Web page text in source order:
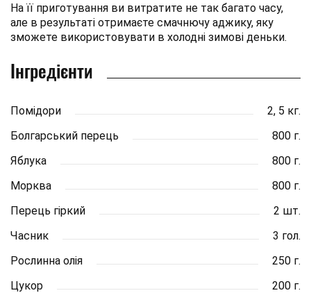
На її приготування ви витратите не так багато часу,
але в результаті отримаєте смачнючу аджику, яку
зможете використовувати в холодні зимові деньки.
Інгредієнти
Помідори
2, 5 кг.
Болгарський перець
800 г.
Яблука
800 г.
Морква
800 г.
Перець гіркий
2 шт.
Часник
3 гол.
Рослинна олія
250 г.
Цукор
200 г.